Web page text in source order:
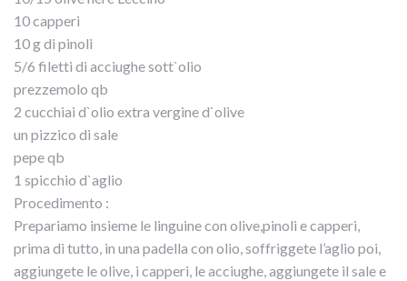
10 capperi
10 g di pinoli
5/6 filetti di acciughe sott`olio
prezzemolo qb
2 cucchiai d`olio extra vergine d`olive
un pizzico di sale
pepe qb
1 spicchio d`aglio
Procedimento :
Prepariamo insieme le linguine con olive,pinoli e capperi,
prima di tutto, in una padella con olio, soffriggete l’aglio poi,
aggiungete le olive, i capperi, le acciughe, aggiungete il sale e